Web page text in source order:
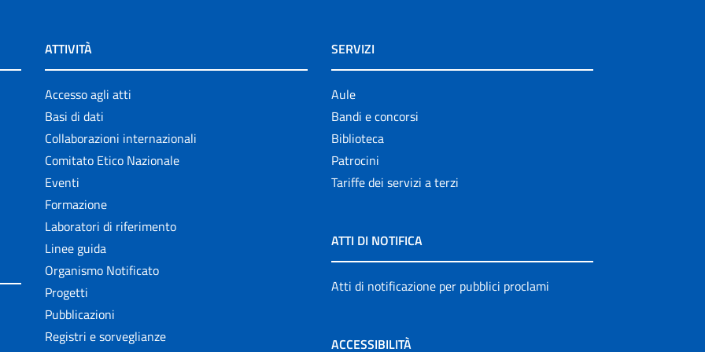
ATTIVITÀ
Accesso agli atti
Basi di dati
Collaborazioni internazionali
Comitato Etico Nazionale
Eventi
Formazione
Laboratori di riferimento
Linee guida
Organismo Notificato
Progetti
Pubblicazioni
Registri e sorveglianze
SERVIZI
Aule
Bandi e concorsi
Biblioteca
Patrocini
Tariffe dei servizi a terzi
ATTI DI NOTIFICA
Atti di notificazione per pubblici proclami
ACCESSIBILITÀ